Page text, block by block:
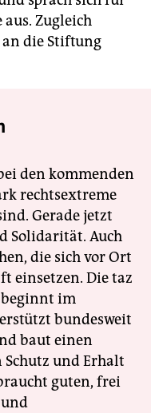
Zugleich
die Stiftung
den kommenden
rechtsextreme
Gerade jetzt
Solidarität. Auch
die sich vor Ort
einsetzen. Die taz
im
bundesweit
baut einen
und Erhalt
guten, frei